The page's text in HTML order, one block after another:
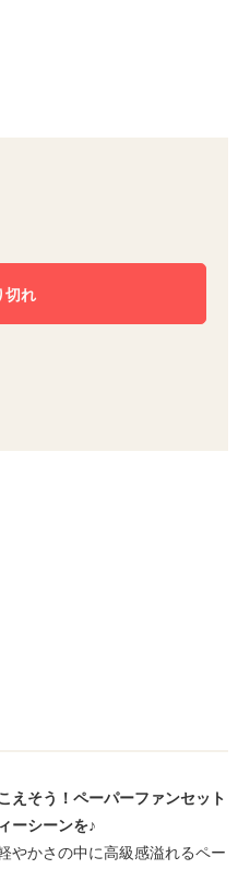
えそう！ペーパーファンセット
ーシーンを♪
やかさの中に高級感溢れるペー